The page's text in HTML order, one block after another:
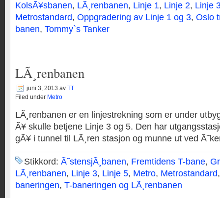
KolsÃ¥sbanen, LÃ¸renbanen, Linje 1, Linje 2, Linje
Metrostandard, Oppgradering av Linje 1 og 3, Oslo
banen, Tommy`s Tanker
LÃ¸renbanen
juni 3, 2013 av TT
Filed under Metro
LÃ¸renbanen er en linjestrekning som er under
Ã¥ skulle betjene Linje 3 og 5. Den har
gÃ¥ i tunnel til LÃ¸ren stasjon og munne ut ved
Stikkord: Ã˜stensjÃ¸banen, Fremtidens T-bane,
LÃ¸renbanen, Linje 3, Linje 5, Metro, Metrostandard
baneringen, T-baneringen og LÃ¸renbanen